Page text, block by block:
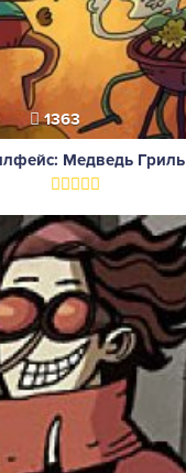
1363
Медведь Гриль